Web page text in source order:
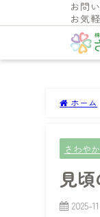
お問
お気
ホーム
さわや
見
2025-